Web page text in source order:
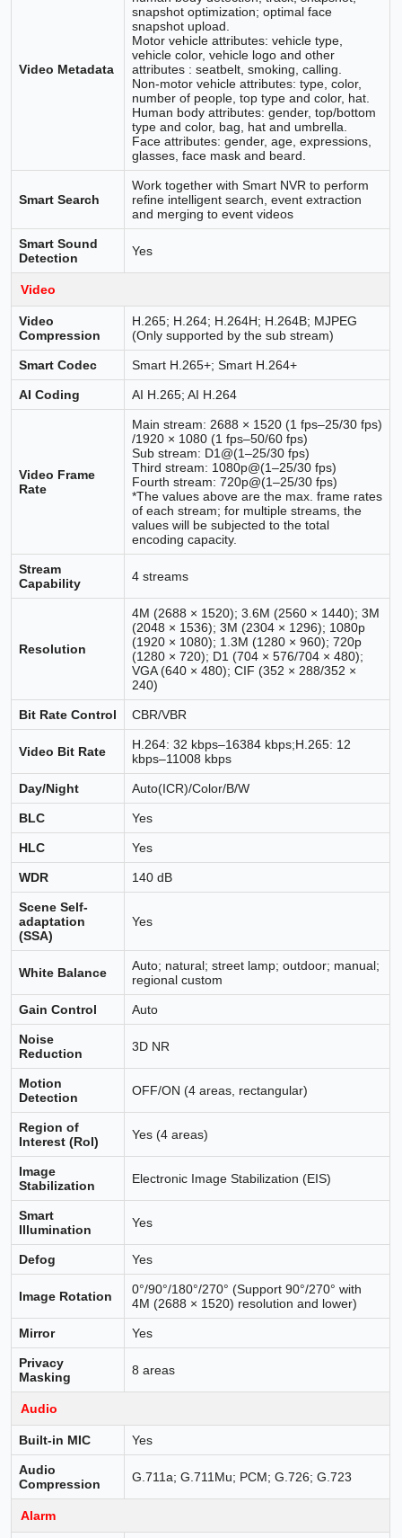
Video Metadata
snapshot optimization; optimal face
snapshot upload.
Motor vehicle attributes: vehicle type,
vehicle color, vehicle logo and other
attributes : seatbelt, smoking, calling.
Non-motor vehicle attributes: type, color,
number of people, top type and color, hat.
Human body attributes: gender, top/bottom
type and color, bag, hat and umbrella.
Face attributes: gender, age, expressions,
glasses, face mask and beard.
Smart Search
Work together with Smart NVR to perform
refine intelligent search, event extraction
and merging to event videos
Smart Sound
Detection
Yes
Video
Video
Compression
H.265; H.264; H.264H; H.264B; MJPEG
(Only supported by the sub stream)
Smart Codec Smart H.265+; Smart H.264+
AI Coding AI H.265; AI H.264
Video Frame
Rate
Main stream: 2688 × 1520 (1 fps–25/30 fps)
/1920 × 1080 (1 fps–50/60 fps)
Sub stream: D1@(1–25/30 fps)
Third stream: 1080p@(1–25/30 fps)
Fourth stream: 720p@(1–25/30 fps)
*The values above are the max. frame rates
of each stream; for multiple streams, the
values will be subjected to the total
encoding capacity.
Stream
Capability
4 streams
Resolution
4M (2688 × 1520); 3.6M (2560 × 1440); 3M
(2048 × 1536); 3M (2304 × 1296); 1080p
(1920 × 1080); 1.3M (1280 × 960); 720p
(1280 × 720); D1 (704 × 576/704 × 480);
VGA (640 × 480); CIF (352 × 288/352 ×
240)
Bit Rate Control CBR/VBR
Video Bit Rate
H.264: 32 kbps–16384 kbps;H.265: 12
kbps–11008 kbps
Day/Night Auto(ICR)/Color/B/W
BLC Yes
HLC Yes
WDR 140 dB
Scene Self-
adaptation
(SSA)
Yes
White Balance
Auto; natural; street lamp; outdoor; manual;
regional custom
Gain Control Auto
Noise
Reduction
3D NR
Motion
Detection
OFF/ON (4 areas, rectangular)
Region of
Interest (RoI)
Yes (4 areas)
Image
Stabilization
Electronic Image Stabilization (EIS)
Smart
Illumination
Yes
Defog Yes
Image Rotation
0°/90°/180°/270° (Support 90°/270° with
4M (2688 × 1520) resolution and lower)
Mirror Yes
Privacy
Masking
8 areas
Audio
Built-in MIC Yes
Audio
Compression
G.711a; G.711Mu; PCM; G.726; G.723
Alarm